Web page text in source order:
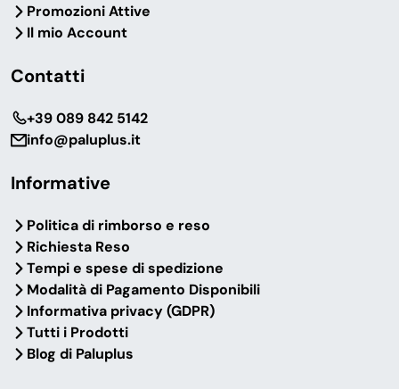
Promozioni Attive
Il mio Account
Contatti
‎+39 089 842 5142
info@paluplus.it
Informative
Politica di rimborso e reso
Richiesta Reso
Tempi e spese di spedizione
Modalità di Pagamento Disponibili
Informativa privacy (GDPR)
Tutti i Prodotti
Blog di Paluplus